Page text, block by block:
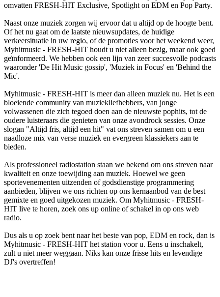
omvatten FRESH-HIT Exclusive, Spotlight on EDM en Pop Party.
Naast onze muziek zorgen wij ervoor dat u altijd op de hoogte bent.
Of het nu gaat om de laatste nieuwsupdates, de huidige
verkeersituatie in uw regio, of de promoties voor het weekend weer,
Myhitmusic - FRESH-HIT houdt u niet alleen bezig, maar ook goed
geïnformeerd. We hebben ook een lijn van zeer succesvolle podcasts
waaronder 'De Hit Music gossip', 'Muziek in Focus' en 'Behind the
Mic'.
Myhitmusic - FRESH-HIT is meer dan alleen muziek nu. Het is een
bloeiende community van muziekliefhebbers, van jonge
volwassenen die zich tegoed doen aan de nieuwste pophits, tot de
oudere luisteraars die genieten van onze avondrock sessies. Onze
slogan "Altijd fris, altijd een hit" vat ons streven samen om u een
naadloze mix van verse muziek en evergreen klassiekers aan te
bieden.
Als professioneel radiostation staan we bekend om ons streven naar
kwaliteit en onze toewijding aan muziek. Hoewel we geen
sportevenementen uitzenden of godsdienstige programmering
aanbieden, blijven we ons richten op ons kernaanbod van de best
gemixte en goed uitgekozen muziek. Om Myhitmusic - FRESH-
HIT live te horen, zoek ons up online of schakel in op ons web
radio.
Dus als u op zoek bent naar het beste van pop, EDM en rock, dan is
Myhitmusic - FRESH-HIT het station voor u. Eens u inschakelt,
zult u niet meer weggaan. Niks kan onze frisse hits en levendige
DJ's overtreffen!